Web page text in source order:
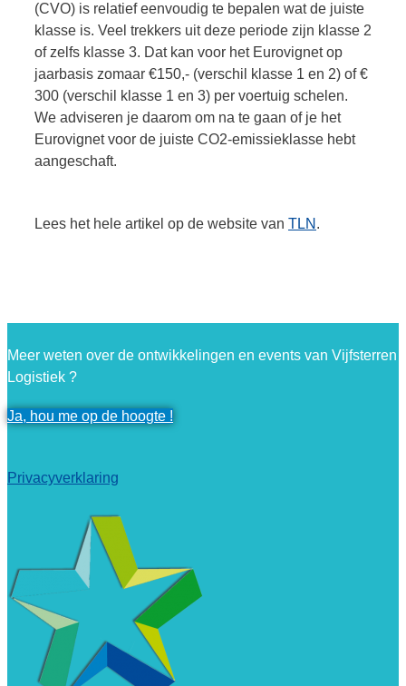
(CVO) is relatief eenvoudig te bepalen wat de juiste
klasse is. Veel trekkers uit deze periode zijn klasse 2
of zelfs klasse 3. Dat kan voor het Eurovignet op
jaarbasis zomaar €150,- (verschil klasse 1 en 2) of €
300 (verschil klasse 1 en 3) per voertuig schelen.
We adviseren je daarom om na te gaan of je het
Eurovignet voor de juiste CO2-emissieklasse hebt
aangeschaft.
Lees het hele artikel op de website van TLN .
Meer weten over de ontwikkelingen en events van Vijfsterren
Logistiek ?
Ja, hou me op de hoogte !
Privacyverklaring